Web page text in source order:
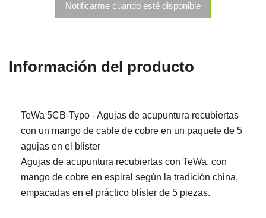
Notificarme cuando esté disponible
Información del producto
TeWa 5CB-Typo - Agujas de acupuntura recubiertas
con un mango de cable de cobre en un paquete de 5
agujas en el blister
Agujas de acupuntura recubiertas con TeWa, con
mango de cobre en espiral según la tradición china,
empacadas en el práctico blíster de 5 piezas.